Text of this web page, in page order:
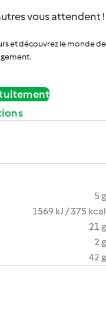
vous attendent !
et découvrez le monde de
5 g
1569 kJ / 375 kcal
21 g
2 g
42 g